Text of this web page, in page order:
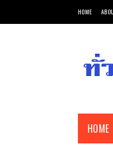
HOME
HOME